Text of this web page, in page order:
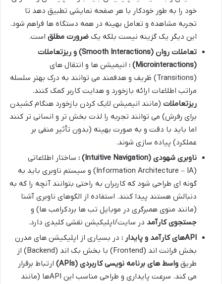
خود را به طور خودکار با هر صفحه نمایشی تطبیق دهد تا
تجربه مشاهده و تعامل بهینه در همه دستگاه ها فراهم شود.
این دیگر یک گزینه نیست بلکه یک ضرورت مطلق است.
تعاملات روان (Smooth Interactions)
و ریزتعاملات
(Microinteractions)
: انیمیشن ها و انتقال های
(Transitions) ظریف و هدفمند می توانند به درک بهتر سلسله
مراتب اطلاعات ارائه بازخورد و هدایت کاربر کمک کنند.
ریزتعاملات (مانند انیمیشن لایک کردن بازخورد هنگام کشیدن
برای رفرش) می توانند تجربه را لذت بخش تر و انسانی تر کنند
اما باید با دقت و به صورت بهینه (بدون تأثیر منفی بر
عملکرد) پیاده سازی شوند.
ناوبری شهودی (Intuitive Navigation)
: ساختار اطلاعاتی
(Information Architecture – IA) و سیستم ناوبری باید به
گونه ای طراحی شود که کاربران به راحتی بتوانند آنچه را که به
دنبالش هستند پیدا کنند. استفاده از الگوهای ناوبری آشنا
(مانند منوی همبرگری در موبایل تب ها بردکرامب ها) و
جستجوی کارآمد در سایت/اپلیکیشن نقشی کلیدی دارد.
APIهای کارآمد و پایدار : در بسیاری از اپلیکیشن های مدرن
بخش فرانت اند (Frontend) با بخش بک اند (Backend) از
طریق واسط های برنامه نویسی کاربردی (APIs)
ارتباط برقرار
می کند. سرعت پایداری و طراحی مناسب این APIها (مانند